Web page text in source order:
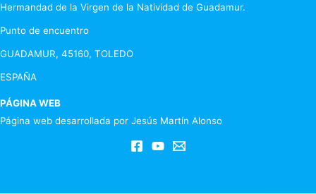
Hermandad de la Virgen de la Natividad de Guadamur.
Punto de encuentro
GUADAMUR, 45160, TOLEDO
ESPAÑA
PÁGINA WEB
Página web desarrollada por Jesús Martín Alonso